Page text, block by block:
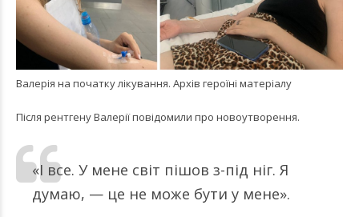
Валерія на початку лікування. Архів героїні матеріалу
Після рентгену Валерії повідомили про новоутворення.
«І все. У мене світ пішов з-під ніг. Я
думаю, — це не може бути у мене».